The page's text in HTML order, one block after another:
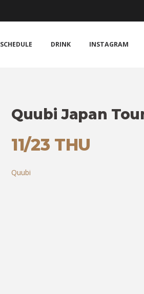
SCHEDULE DRINK INSTAGRAM
Quubi Japan
11/23 THU
Quubi